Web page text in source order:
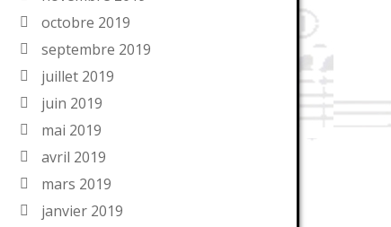
octobre 2019
septembre 2019
juillet 2019
juin 2019
mai 2019
avril 2019
mars 2019
janvier 2019